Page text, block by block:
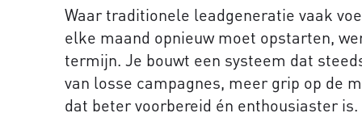
Waar traditionele leadgeneratie vaak
elke maand opnieuw moet opstarten,
termijn. Je bouwt een systeem dat
van losse campagnes, meer grip op de
dat beter voorbereid én enthousiaster is.